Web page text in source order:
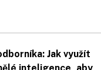
Jak využít
inteligence, aby